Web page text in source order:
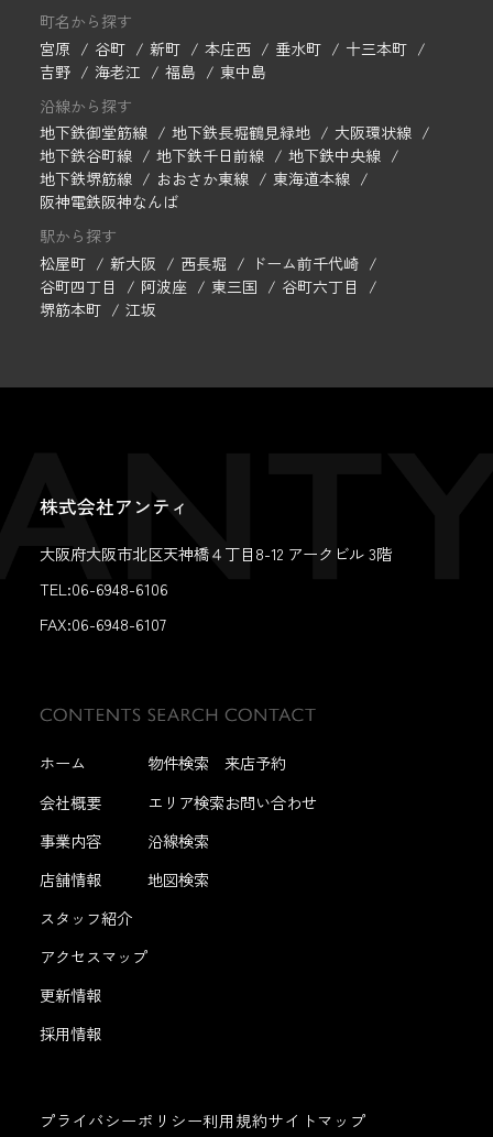
町名から探す
宮原
谷町 新町 本庄西 垂水町
十三本町
吉野
海老江 福島
東中島
沿線から探す
地下鉄御堂筋線
地下鉄長堀鶴見緑地
大阪環状線
地下鉄谷町線
地下鉄千日前線
地下鉄中央線
地下鉄堺筋線
おおさか東線
東海道本線
阪神電鉄阪神なんば
駅から探す
松屋町
新大阪 西長堀
ドーム前千代崎
谷町四丁目
阿波座 東三国
谷町六丁目
堺筋本町
江坂
株式会社アンティ
大阪府大阪市北区天神橋４丁目8-12 アークビル 3階
TEL:06-6948-6106
FAX:06-6948-6107
ホーム
会社概要
事業内容
店舗情報
スタッフ紹介
アクセスマップ
更新情報
採用情報
物件検索
エリア検索
沿線検索
地図検索
来店予約
お問い合わせ
プライバシーポリシー利用規約サイトマップ